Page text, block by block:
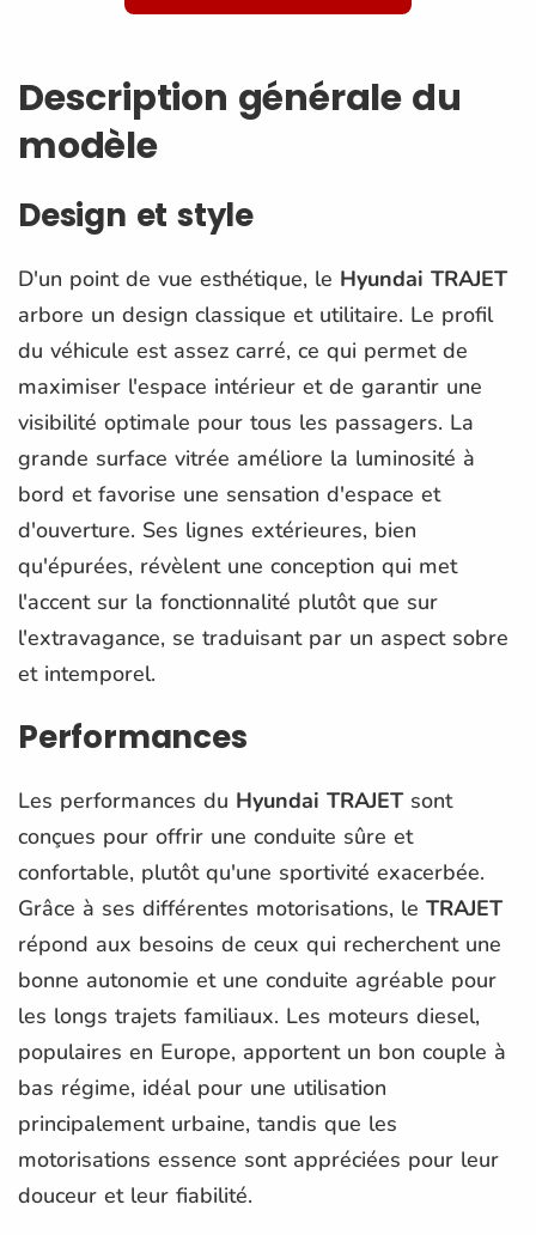
Description générale du
modèle
Design et style
D'un point de vue esthétique, le Hyundai TRAJET
arbore un design classique et utilitaire. Le profil
du véhicule est assez carré, ce qui permet de
maximiser l'espace intérieur et de garantir une
visibilité optimale pour tous les passagers. La
grande surface vitrée améliore la luminosité à
bord et favorise une sensation d'espace et
d'ouverture. Ses lignes extérieures, bien
qu'épurées, révèlent une conception qui met
l'accent sur la fonctionnalité plutôt que sur
l'extravagance, se traduisant par un aspect sobre
et intemporel.
Performances
Les performances du Hyundai TRAJETsont
conçues pour offrir une conduite sûre et
confortable, plutôt qu'une sportivité exacerbée.
Grâce à ses différentes motorisations, le TRAJET
répond aux besoins de ceux qui recherchent une
bonne autonomie et une conduite agréable pour
les longs trajets familiaux. Les moteurs diesel,
populaires en Europe, apportent un bon couple à
bas régime, idéal pour une utilisation
principalement urbaine, tandis que les
motorisations essence sont appréciées pour leur
douceur et leur fiabilité.